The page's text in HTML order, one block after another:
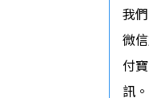
我
微
付
訊。